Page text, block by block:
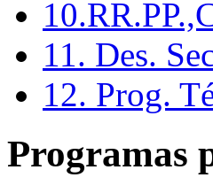
11. Des.
12. Prog.
Programas